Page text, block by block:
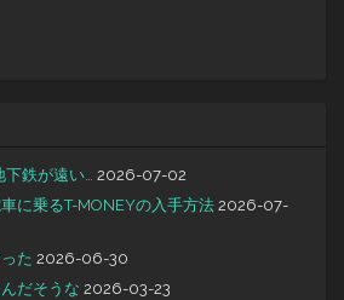
下鉄が遠い… 2026-07-02
に乗るT-MONEYの入手方法 2026-07-
た 2026-06-30
だそうな 2026-03-23